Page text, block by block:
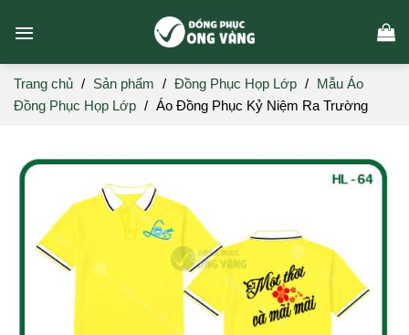
Trang chủ / Sản phẩm / Đồng Phục Họp Lớp / Mẫu Áo
Đồng Phục Họp Lớp / Áo Đồng Phục Kỷ Niệm Ra Trường